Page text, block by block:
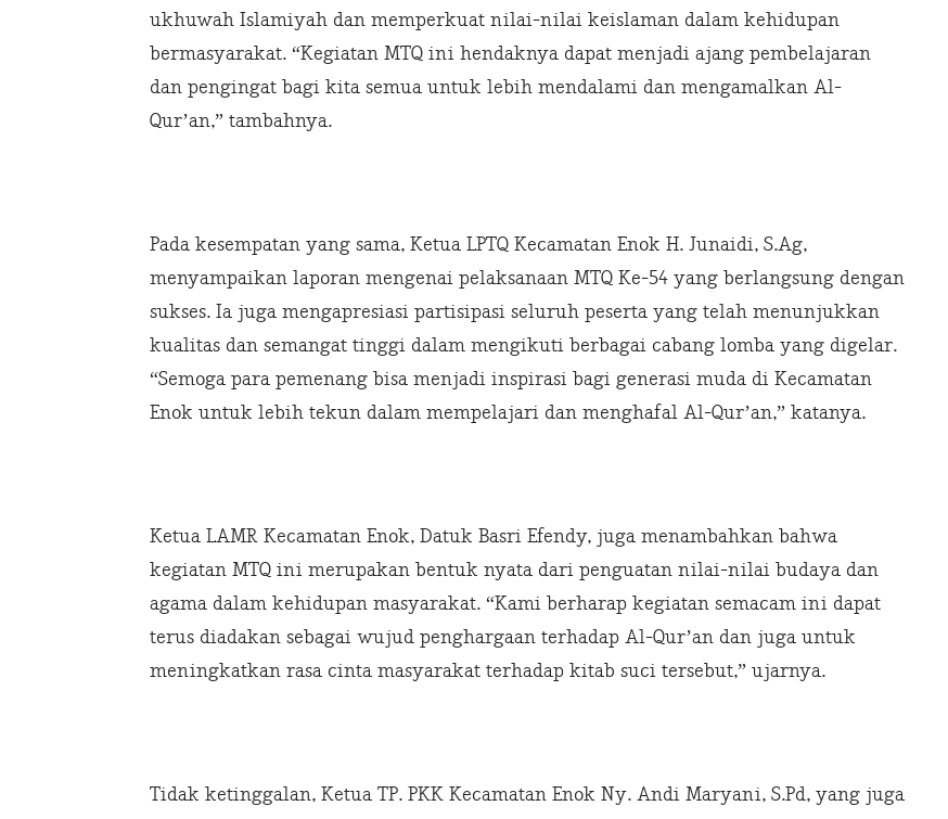
ukhuwah Islamiyah dan memperkuat nilai-nilai keislaman dalam kehidupan
bermasyarakat. “Kegiatan MTQ ini hendaknya dapat menjadi ajang pembelajaran
dan pengingat bagi kita semua untuk lebih mendalami dan mengamalkan Al-
Qur’an,” tambahnya.
Pada kesempatan yang sama, Ketua LPTQ Kecamatan Enok H. Junaidi, S.Ag,
menyampaikan laporan mengenai pelaksanaan MTQ Ke-54 yang berlangsung dengan
sukses. Ia juga mengapresiasi partisipasi seluruh peserta yang telah menunjukkan
kualitas dan semangat tinggi dalam mengikuti berbagai cabang lomba yang digelar.
“Semoga para pemenang bisa menjadi inspirasi bagi generasi muda di Kecamatan
Enok untuk lebih tekun dalam mempelajari dan menghafal Al-Qur’an,” katanya.
Ketua LAMR Kecamatan Enok, Datuk Basri Efendy, juga menambahkan bahwa
kegiatan MTQ ini merupakan bentuk nyata dari penguatan nilai-nilai budaya dan
agama dalam kehidupan masyarakat. “Kami berharap kegiatan semacam ini dapat
terus diadakan sebagai wujud penghargaan terhadap Al-Qur’an dan juga untuk
meningkatkan rasa cinta masyarakat terhadap kitab suci tersebut,” ujarnya.
Tidak ketinggalan, Ketua TP. PKK Kecamatan Enok Ny. Andi Maryani, S.Pd, yang juga